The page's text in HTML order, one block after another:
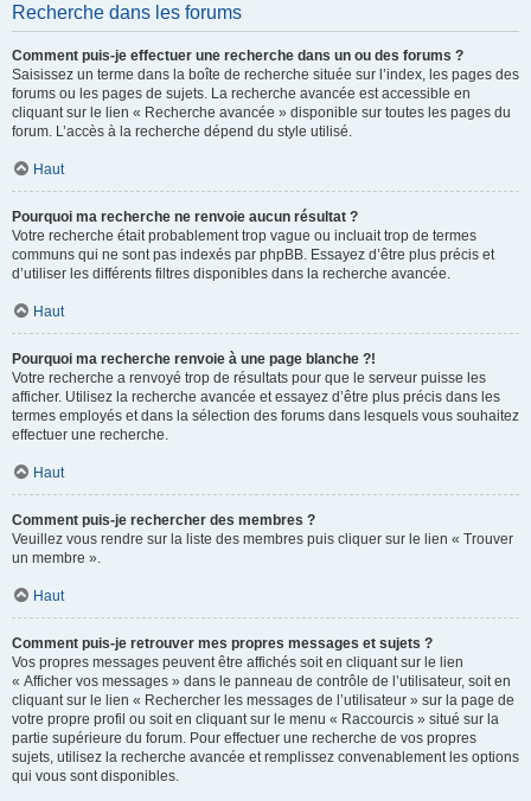
Recherche dans les forums
Comment puis-je effectuer une recherche dans un ou des forums ?
Saisissez un terme dans la boîte de recherche située sur l’index, les pages des
forums ou les pages de sujets. La recherche avancée est accessible en
cliquant sur le lien « Recherche avancée » disponible sur toutes les pages du
forum. L’accès à la recherche dépend du style utilisé.
Haut
Pourquoi ma recherche ne renvoie aucun résultat ?
Votre recherche était probablement trop vague ou incluait trop de termes
communs qui ne sont pas indexés par phpBB. Essayez d’être plus précis et
d’utiliser les différents filtres disponibles dans la recherche avancée.
Haut
Pourquoi ma recherche renvoie à une page blanche ?!
Votre recherche a renvoyé trop de résultats pour que le serveur puisse les
afficher. Utilisez la recherche avancée et essayez d’être plus précis dans les
termes employés et dans la sélection des forums dans lesquels vous souhaitez
effectuer une recherche.
Haut
Comment puis-je rechercher des membres ?
Veuillez vous rendre sur la liste des membres puis cliquer sur le lien « Trouver
un membre ».
Haut
Comment puis-je retrouver mes propres messages et sujets ?
Vos propres messages peuvent être affichés soit en cliquant sur le lien
« Afficher vos messages » dans le panneau de contrôle de l’utilisateur, soit en
cliquant sur le lien « Rechercher les messages de l’utilisateur » sur la page de
votre propre profil ou soit en cliquant sur le menu « Raccourcis » situé sur la
partie supérieure du forum. Pour effectuer une recherche de vos propres
sujets, utilisez la recherche avancée et remplissez convenablement les options
qui vous sont disponibles.